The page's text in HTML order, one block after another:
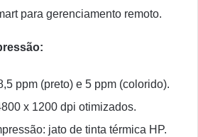
para gerenciamento remoto.
ppm (preto) e 5 ppm (colorido).
x 1200 dpi otimizados.
jato de tinta térmica HP.